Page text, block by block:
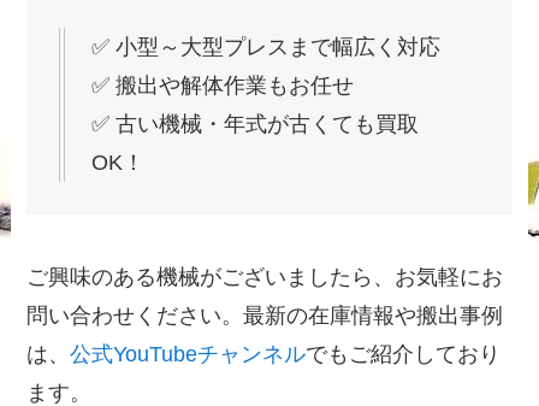
✅ 小型～大型プレスまで幅広く対応
✅ 搬出や解体作業もお任せ
✅ 古い機械・年式が古くても買取
OK！
ご興味のある機械がございましたら、お気軽にお
問い合わせください。最新の在庫情報や搬出事例
は、公式YouTubeチャンネルでもご紹介しており
ます。